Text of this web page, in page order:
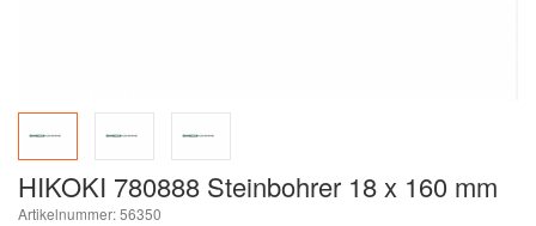
HIKOKI 780888 Steinbohrer 18 x 160 mm
Artikelnummer: 56350